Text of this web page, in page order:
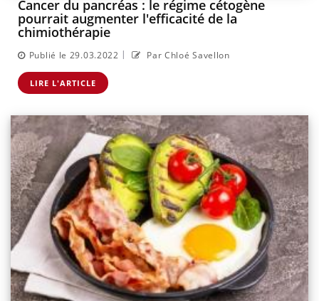
Cancer du pancréas : le régime cétogène
pourrait augmenter l'efficacité de la
chimiothérapie
Publié le 29.03.2022 | Par Chloé Savellon
LIRE L'ARTICLE